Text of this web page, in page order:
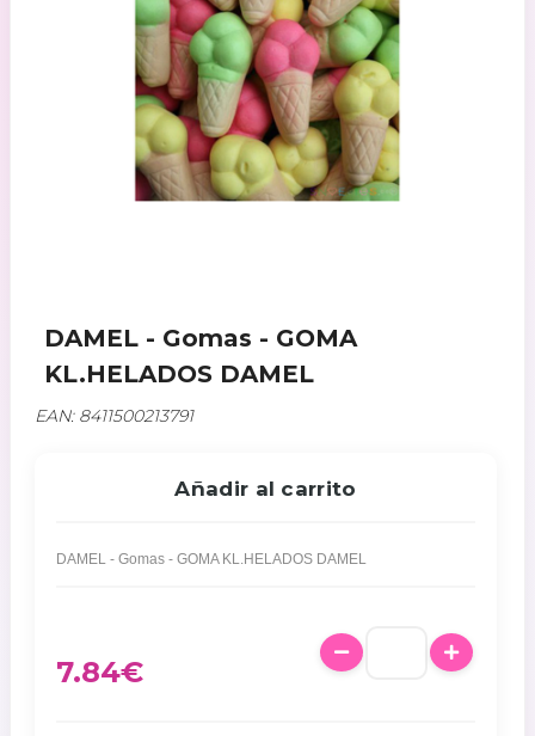
DAMEL - Gomas - GOMA
KL.HELADOS DAMEL
EAN: 8411500213791
Añadir al carrito
DAMEL - Gomas - GOMA KL.HELADOS DAMEL
7.84€